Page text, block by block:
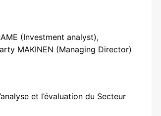
(Investment analyst),
MAKINEN (Managing Director)
et l’évaluation du Secteur